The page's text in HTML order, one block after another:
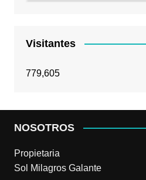
Visitantes
779,605
NOSOTROS
Propietaria
Sol Milagros Galante